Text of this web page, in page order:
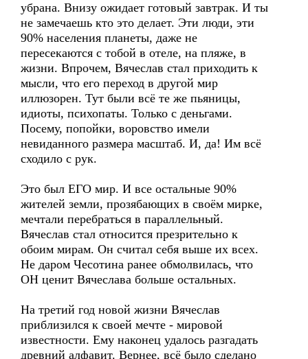
убрана. Внизу ожидает готовый завтрак. И ты
не замечаешь кто это делает. Эти люди, эти
90% населения планеты, даже не
пересекаются с тобой в отеле, на пляже, в
жизни. Впрочем, Вячеслав стал приходить к
мысли, что его переход в другой мир
иллюзорен. Тут были всё те же пьяницы,
идиоты, психопаты. Только с деньгами.
Посему, попойки, воровство имели
невиданного размера масштаб. И, да! Им всё
сходило с рук.
Это был ЕГО мир. И все остальные 90%
жителей земли, прозябающих в своём мирке,
мечтали перебраться в параллельный.
Вячеслав стал относится презрительно к
обоим мирам. Он считал себя выше их всех.
Не даром Чесотина ранее обмолвилась, что
ОН ценит Вячеслава больше остальных.
На третий год новой жизни Вячеслав
приблизился к своей мечте - мировой
известности. Ему наконец удалось разгадать
древний алфавит. Вернее, всё было сделано